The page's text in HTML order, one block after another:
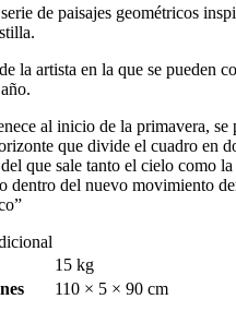
de paisajes geométricos
la artista en la que se pueden
al inicio de la primavera, se
que divide el cuadro en
que sale tanto el cielo como
dentro del nuevo movimiento
15 kg
110 × 5 × 90 cm